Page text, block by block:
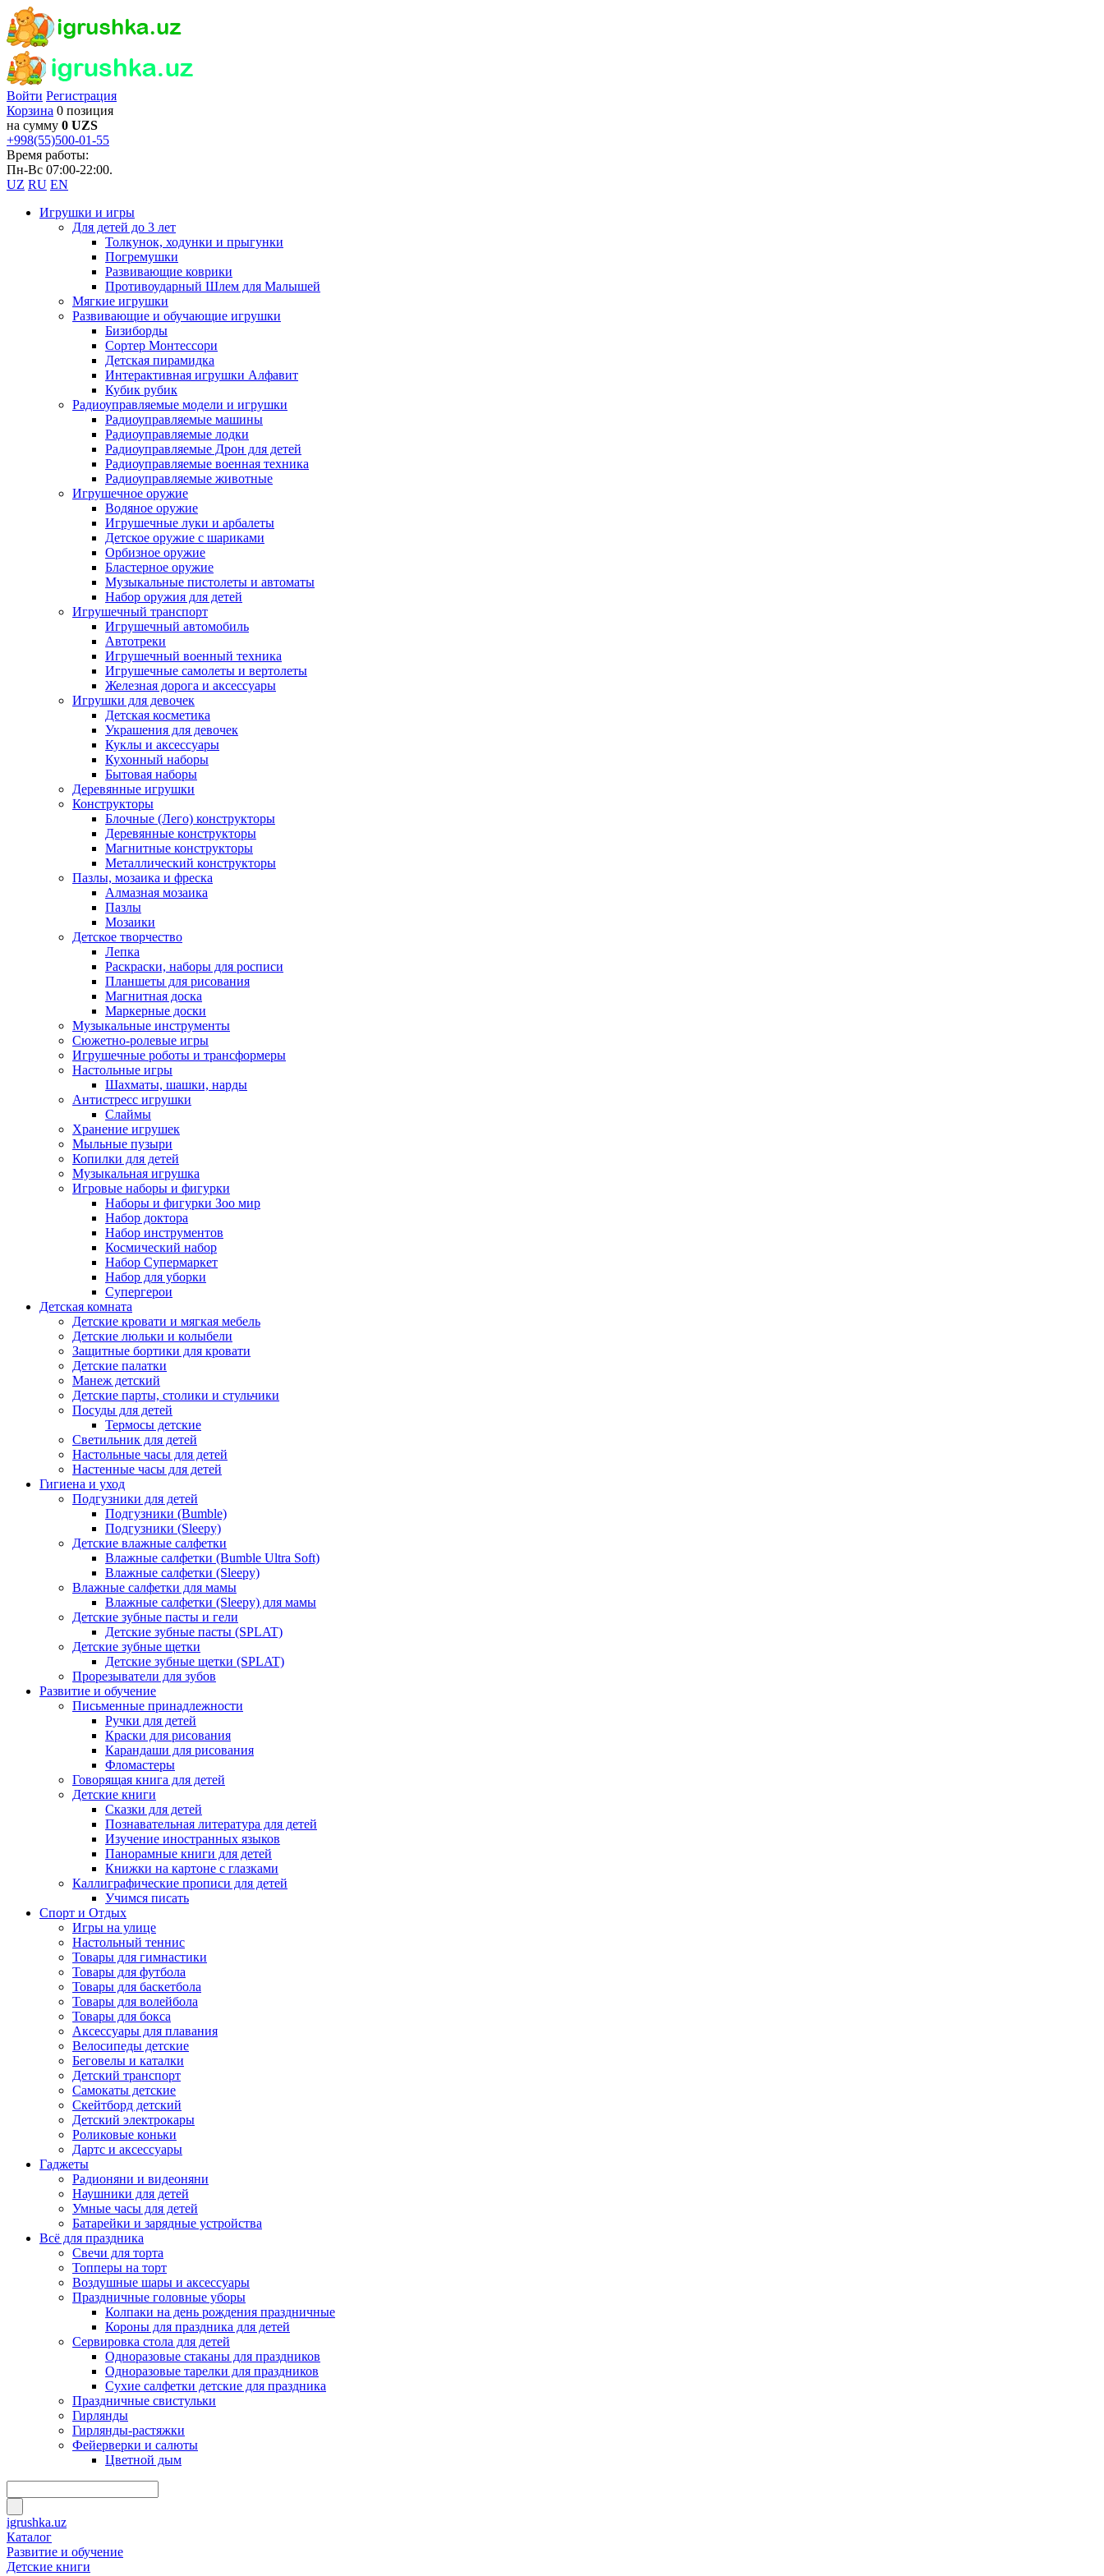
Войти Регистрация
Корзина 0 позиция
на сумму 0 UZS
+998(55)500-01-55
Время работы:
Пн-Вс 07:00-22:00.
UZ RU EN
Игрушки и игры
Для детей до 3 лет
Толкунок, ходунки и прыгунки
Погремушки
Развивающие коврики
Противоударный Шлем для Малышей
Мягкие игрушки
Развивающие и обучающие игрушки
Бизиборды
Сортер Монтессори
Детская пирамидка
Интерактивная игрушки Алфавит
Кубик рубик
Радиоуправляемые модели и игрушки
Радиоуправляемые машины
Радиоуправляемые лодки
Радиоуправляемые Дрон для детей
Радиоуправляемые военная техника
Радиоуправляемые животные
Игрушечное оружие
Водяное оружие
Игрушечные луки и арбалеты
Детское оружие с шариками
Орбизное оружие
Бластерное оружие
Музыкальные пистолеты и автоматы
Набор оружия для детей
Игрушечный транспорт
Игрушечный автомобиль
Aвтотреки
Игрушечный военный техника
Игрушечные самолеты и вертолеты
Железная дорога и аксессуары
Игрушки для девочек
Детская косметика
Украшения для девочек
Куклы и аксессуары
Кухонный наборы
Бытовая наборы
Деревянные игрушки
Конструкторы
Блочные (Лего) конструкторы
Деревянные конструкторы
Магнитные конструкторы
Металлический конструкторы
Пазлы, мозаика и фреска
Алмазная мозаика
Пазлы
Мозаики
Детское творчество
Лепка
Раскраски, наборы для росписи
Планшеты для рисования
Магнитная доска
Маркерные доски
Музыкальные инструменты
Сюжетно-ролевые игры
Игрушечные роботы и трансформеры
Настольные игры
Шахматы, шашки, нарды
Антистресс игрушки
Слаймы
Хранение игрушек
Мыльные пузыри
Копилки для детей
Музыкальная игрушка
Игровые наборы и фигурки
Наборы и фигурки Зоо мир
Набор доктора
Набор инструментов
Космический набор
Hабор Супермаркет
Набор для уборки
Супергерои
Детская комната
Детские кровати и мягкая мебель
Детские люльки и колыбели
Защитные бортики для кровати
Детские палатки
Манеж детский
Детские парты, столики и стульчики
Посуды для детей
Термосы детские
Светильник для детей
Настольные часы для детей
Настенные часы для детей
Гигиена и уход
Подгузники для детей
Подгузники (Bumble)
Подгузники (Sleepy)
Детские влажные салфетки
Влажные салфетки (Bumble Ultra Soft)
Влажные салфетки (Sleepy)
Влажные салфетки для мамы
Влажные салфетки (Sleepy) для мамы
Детские зубные пасты и гели
Детские зубные пасты (SPLAT)
Детские зубные щетки
Детские зубные щетки (SPLAT)
Прорезыватели для зубов
Развитие и обучение
Письменные принадлежности
Ручки для детей
Краски для рисования
Карандаши для рисования
Фломастеры
Говорящая книга для детей
Детские книги
Сказки для детей
Познавательная литература для детей
Изучение иностранных языков
Панорамные книги для детей
Книжки на картоне с глазками
Каллиграфические прописи для детей
Учимся писать
Спорт и Отдых
Игры на улице
Настольный теннис
Товары для гимнастики
Товары для футбола
Товары для баскетбола
Товары для волейбола
Товары для бокса
Аксессуары для плавания
Велосипеды детские
Беговелы и каталки
Детский транспорт
Самокаты детские
Скейтборд детский
Детский электрокары
Роликовые коньки
Дартс и аксессуары
Гаджеты
Радионяни и видеоняни
Наушники для детей
Умные часы для детей
Батарейки и зарядные устройства
Всё для праздника
Свечи для торта
Топперы на торт
Воздушные шары и аксессуары
Праздничные головные уборы
Колпаки на день рождения праздничные
Короны для праздника для детей
Сервировка стола для детей
Одноразовые стаканы для праздников
Одноразовые тарелки для праздников
Сухие салфетки детские для праздника
Праздничные свистульки
Гирлянды
Гирлянды-растяжки
Фейерверки и салюты
Цветной дым
igrushka.uz
Каталог
Развитие и обучение
Детские книги